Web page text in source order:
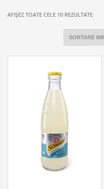
AFIȘEZ TOATE CELE 10 REZULTATE